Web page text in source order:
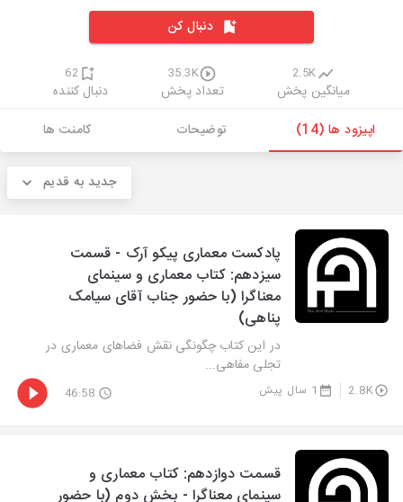
دنبال کن
2.5K
میانگین پخش
35.3K
تعداد پخش
62
دنبال کننده
اپیزود ها (14)
توضیحات کامنت ها
جدید به قدیم
پادکست معماری پیکو آرک - قسمت
سیزدهم: کتاب معماری و سینمای
معناگرا (با حضور جناب آقای سیامک
پناهی)
در این کتاب چگونگی نقش فضاهای معماری در
تجلی مفاهی...
2.8K 1 سال پیش 46:58
قسمت دوازدهم: کتاب معماری و
سینمای معناگرا - بخش دوم (با حضور